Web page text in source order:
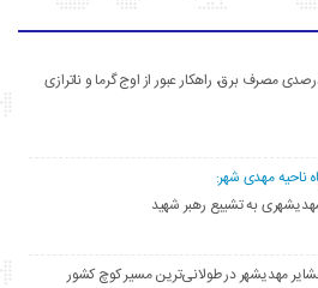
۱۰ درصدی مصرف برق، راهکار عبور از اوج گرما و ناترازی
ناحیه مهدی شهر:
مهدیشهر در طولانی‌ترین مسیر کوچ کشور